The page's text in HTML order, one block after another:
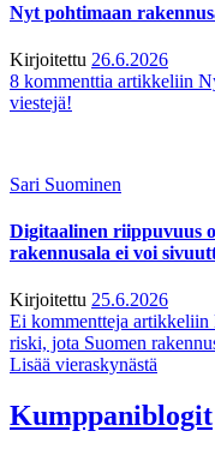
Nyt pohtimaan
Kirjoitettu 26.6.2026
8 kommenttia artikkeliin
viestejä!
Sari Suominen
Digitaalinen riippuvuus
rakennusala ei voi
Kirjoitettu 25.6.2026
Ei kommentteja artikkeliin
riski, jota Suomen
Lisää vieraskynästä
Kumppaniblogit